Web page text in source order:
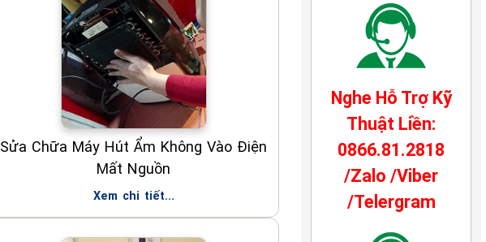
Sửa Chữa Máy Hút Ẩm Không Vào Điện
Mất Nguồn
Xem chi tiết...
Nghe Hỗ Trợ Kỹ
Thuật Liền:
0866.81.2818
/Zalo /Viber
/Telergram